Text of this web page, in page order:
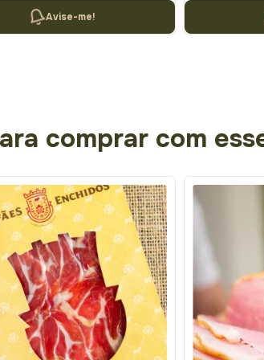
Avise-me!
comprar com